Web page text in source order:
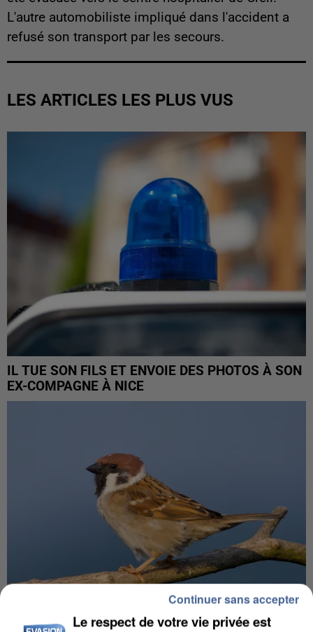
L'autre automobiliste impliqué dans l'accident a
refusé son transport par les secours.
LES ARTICLES LES PLUS VUS
IL TUE SON FILS ET ENVOIE DES PHOTOS À SON
EX-COMPAGNE À NICE
Le respect de votre vie privée est
Continuer sans accepter